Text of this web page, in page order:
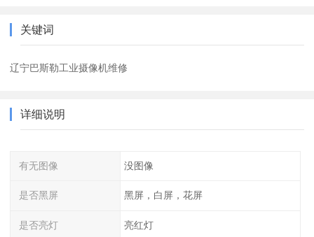
关键词
辽宁巴斯勒工业摄像机维修
详细说明
有无图像 没图像
是否黑屏 黑屏，白屏，花屏
是否亮灯 亮红灯